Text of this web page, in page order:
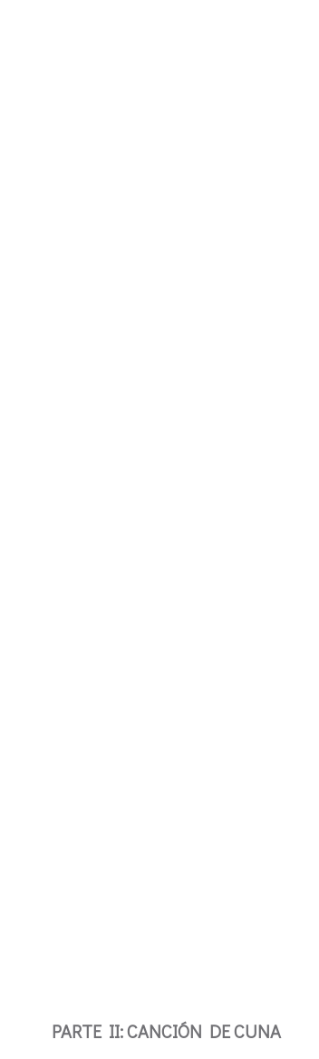
PARTE II: CANCIÓN DE CUNA